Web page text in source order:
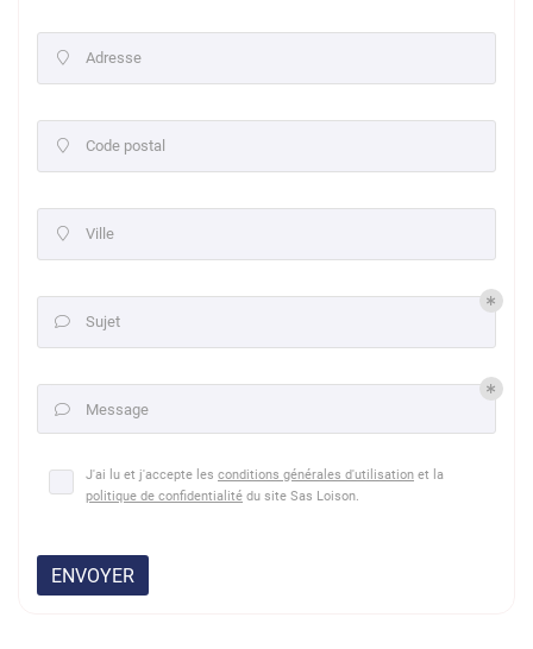
 Adresse
 Code postal
 Ville
 Sujet
 Message
J'ai lu et j'accepte les conditions générales d'utilisation et la
politique de confidentialité du site Sas Loison.
ENVOYER